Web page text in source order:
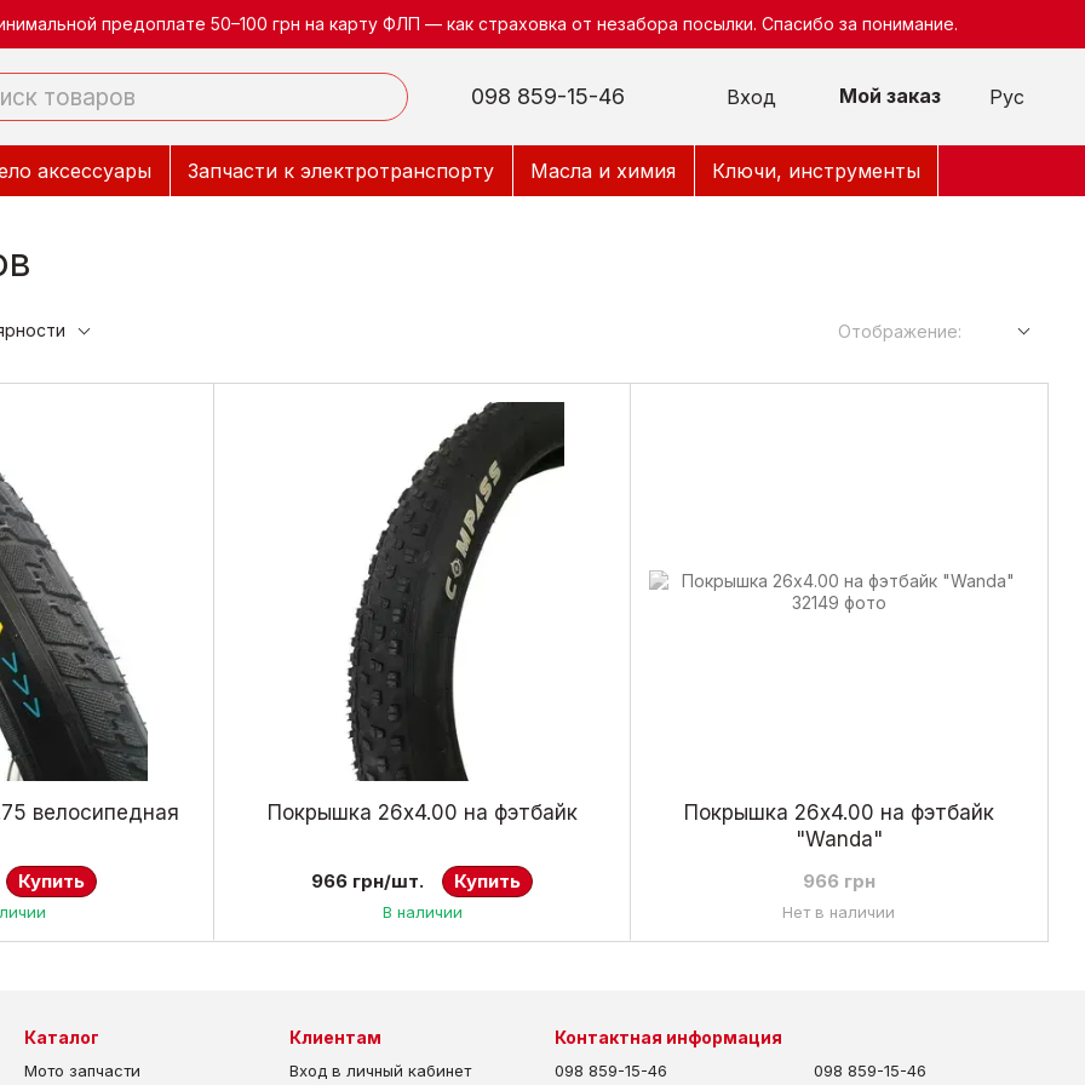
предоплате 50–100 грн на карту ФЛП — как страховка от незабора посылки. Спасибо за понимание.
098 859-15-46 Вход Мой заказ Рус
аксессуары Запчасти к электротранспорту Масла и химия Ключи, инструменты
Отображение:
велосипедная
Купить
Покрышка 26х4.00 на фэтбайк
966 грн/шт. Купить
В наличии
Покрышка 26х4.00 на фэтбайк
"Wanda"
966 грн
Нет в наличии
Каталог
Мото запчасти
Клиентам
Вход в личный кабинет
Контактная информация
098 859-15-46 098 859-15-46